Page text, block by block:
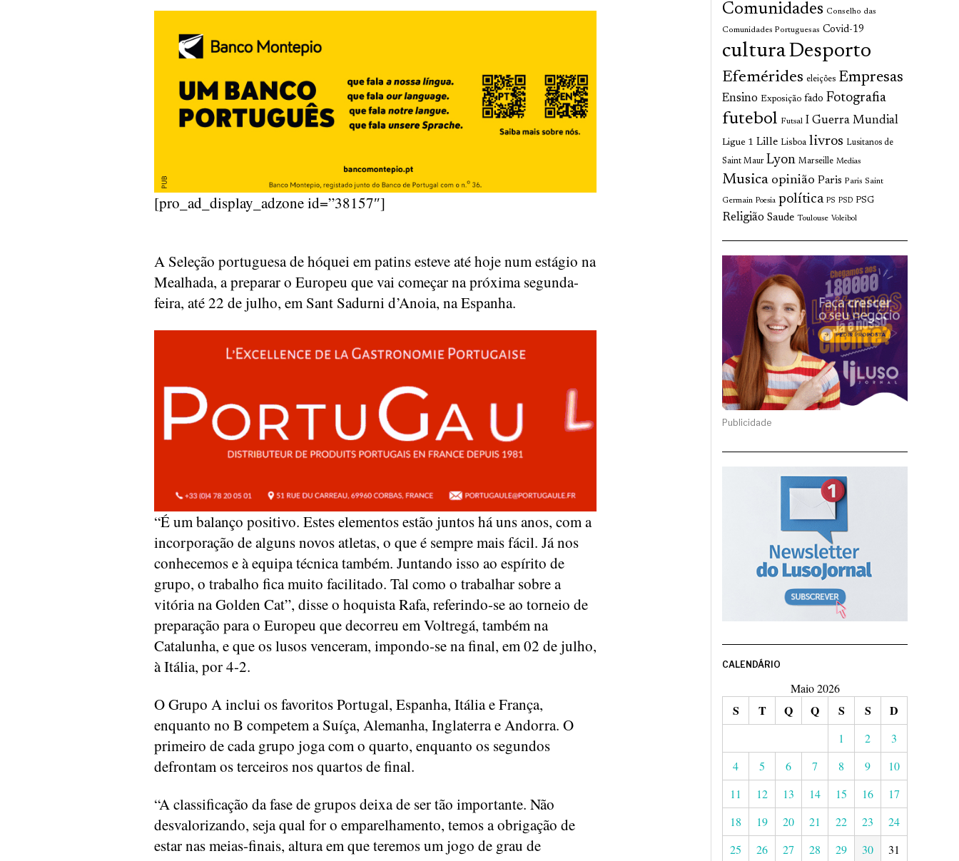
[pro_ad_display_adzone id=”38157″]
A Seleção portuguesa de hóquei em patins esteve até hoje num estágio na
Mealhada, a preparar o Europeu que vai começar na próxima segunda-
feira, até 22 de julho, em Sant Sadurni d’Anoia, na Espanha.
“É um balanço positivo. Estes elementos estão juntos há uns anos, com a
incorporação de alguns novos atletas, o que é sempre mais fácil. Já nos
conhecemos e à equipa técnica também. Juntando isso ao espírito de
grupo, o trabalho fica muito facilitado. Tal como o trabalhar sobre a
vitória na Golden Cat”, disse o hoquista Rafa, referindo-se ao torneio de
preparação para o Europeu que decorreu em Voltregá, também na
Catalunha, e que os lusos venceram, impondo-se na final, em 02 de julho,
à Itália, por 4-2.
O Grupo A inclui os favoritos Portugal, Espanha, Itália e França,
enquanto no B competem a Suíça, Alemanha, Inglaterra e Andorra. O
primeiro de cada grupo joga com o quarto, enquanto os segundos
defrontam os terceiros nos quartos de final.
“A classificação da fase de grupos deixa de ser tão importante. Não
desvalorizando, seja qual for o emparelhamento, temos a obrigação de
estar nas meias-finais, altura em que teremos um jogo de grau de
Comunidades Conselho das
Comunidades Portuguesas Covid-19
culturaDesporto
Efemérides eleições Empresas
Ensino Exposição fado Fotografia
futebol Futsal I Guerra Mundial
Ligue 1 Lille Lisboa livros Lusitanos de
Saint Maur Lyon Marseille Medias
Musica opinião Paris Paris Saint
Germain Poesia política PS PSD PSG
Religião Saude Toulouse Voleibol
Publicidade
CALENDÁRIO
Maio 2026
S T Q Q S S D
1 2
3
4
5 6 7 8 9
10
11
12 13 14 15 16
17
18
19 20 21 22 23
24
25
26 27 28 29 30 31